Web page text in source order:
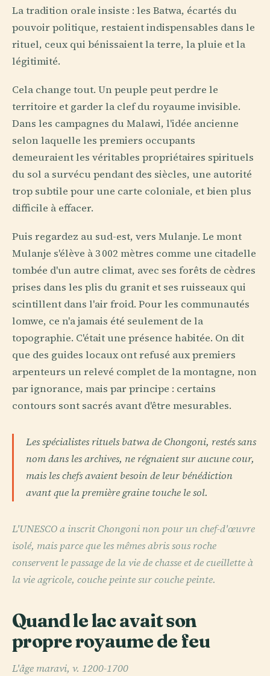
La tradition orale insiste : les Batwa, écartés du
pouvoir politique, restaient indispensables dans le
rituel, ceux qui bénissaient la terre, la pluie et la
légitimité.
Cela change tout. Un peuple peut perdre le
territoire et garder la clef du royaume invisible.
Dans les campagnes du Malawi, l'idée ancienne
selon laquelle les premiers occupants
demeuraient les véritables propriétaires spirituels
du sol a survécu pendant des siècles, une autorité
trop subtile pour une carte coloniale, et bien plus
difficile à effacer.
Puis regardez au sud-est, vers Mulanje. Le mont
Mulanje s'élève à 3 002 mètres comme une citadelle
tombée d'un autre climat, avec ses forêts de cèdres
prises dans les plis du granit et ses ruisseaux qui
scintillent dans l'air froid. Pour les communautés
lomwe, ce n'a jamais été seulement de la
topographie. C'était une présence habitée. On dit
que des guides locaux ont refusé aux premiers
arpenteurs un relevé complet de la montagne, non
par ignorance, mais par principe : certains
contours sont sacrés avant d'être mesurables.
Les spécialistes rituels batwa de Chongoni, restés sans
nom dans les archives, ne régnaient sur aucune cour,
mais les chefs avaient besoin de leur bénédiction
avant que la première graine touche le sol.
L'UNESCO a inscrit Chongoni non pour un chef-d'œuvre
isolé, mais parce que les mêmes abris sous roche
conservent le passage de la vie de chasse et de cueillette à
la vie agricole, couche peinte sur couche peinte.
Quand le lac avait son
propre royaume de feu
L'âge maravi, v. 1200-1700